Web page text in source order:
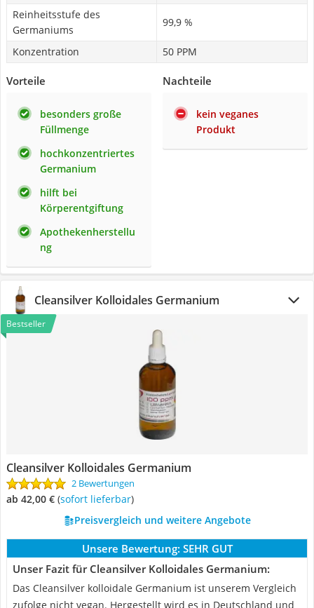
Reinheitsstufe des
Germaniums
99,9 %
Konzentration 50 PPM
Vorteile
besonders große
Füllmenge
hochkonzentriertes
Germanium
hilft bei
Körperentgiftung
Apothekenherstellu
ng
Nachteile
kein veganes
Produkt
Cleansilver Kolloidales Germanium
Bestseller
Cleansilver Kolloidales Germanium
2 Bewertungen
ab 42,00 € ( Sofort lieferbar)
Preisvergleich und weitere Angebote
Unsere Bewertung: SEHR GUT
Unser Fazit für Cleansilver Kolloidales Germanium:
Das Cleansilver kolloidale Germanium ist unserem Vergleich
zufolge nicht vegan. Hergestellt wird es in Deutschland und